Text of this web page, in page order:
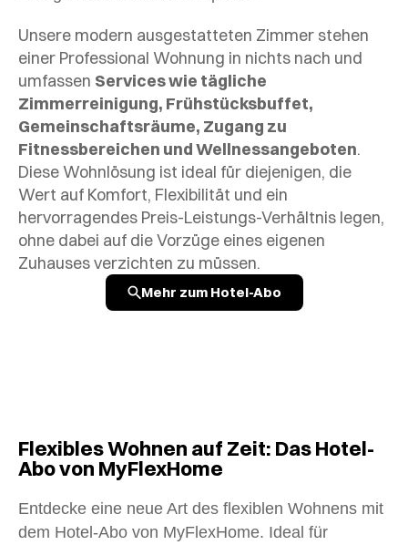
Unsere modern ausgestatteten Zimmer stehen
einer Professional Wohnung in nichts nach und
umfassen Services wie tägliche
Zimmerreinigung, Frühstücksbuffet,
Gemeinschaftsräume, Zugang zu
Fitnessbereichen und Wellnessangeboten.
Diese Wohnlösung ist ideal für diejenigen, die
Wert auf Komfort, Flexibilität und ein
hervorragendes Preis-Leistungs-Verhältnis legen,
ohne dabei auf die Vorzüge eines eigenen
Zuhauses verzichten zu müssen.
Mehr zum Hotel-Abo
Flexibles Wohnen auf Zeit: Das Hotel-
Abo von MyFlexHome
Entdecke eine neue Art des flexiblen Wohnens mit
dem Hotel-Abo von MyFlexHome. Ideal für